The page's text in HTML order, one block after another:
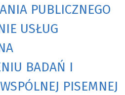
PUBLICZNEGO
USŁUG
BADAŃ I
PISEMNEJ